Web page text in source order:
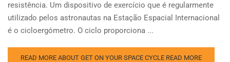
resistência. Um dispositivo de exercício que é regularmente
utilizado pelos astronautas na Estação Espacial Internacional
é o cicloergómetro. O ciclo proporciona ...
READ MORE ABOUT GET ON YOUR SPACE CYCLE READ MORE